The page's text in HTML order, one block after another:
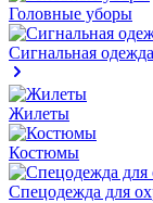
Головные уборы
Сигнальная одежда
Жилеты
Костюмы
Спецодежда для